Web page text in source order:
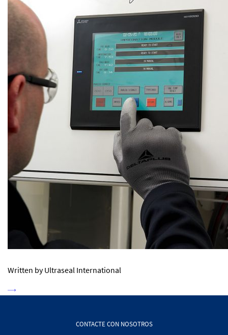
Written by Ultraseal International
CONTACTE CON NOSOTROS